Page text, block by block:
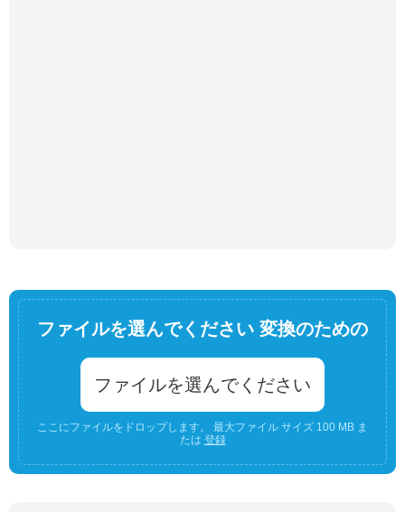
ファイルを選んでください 変換のための
ファイルを選んでください
ここにファイルをドロップします。 最大ファイル サイズ 100 MB ま
たは 登録